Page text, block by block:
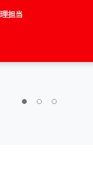
担当